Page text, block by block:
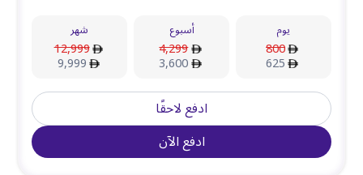
يوم
800
625
أسبوع
4,299
3,600
شهر
12,999
9,999
ادفع لاحقًا
ادفع الآن